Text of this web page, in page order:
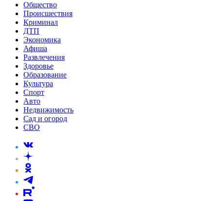
Общество
Происшествия
Криминал
ДТП
Экономика
Афиша
Развлечения
Здоровье
Образование
Культура
Спорт
Авто
Недвижимость
Сад и огород
СВО